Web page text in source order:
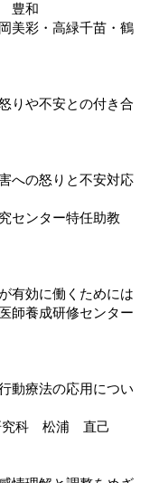
豊和
美彩・高緑千苗・鶴
りや不安との付き合
への怒りと不安対応
センター特任助教
有効に働くためには
師養成研修センター
動療法の応用につい
科 松浦 直己